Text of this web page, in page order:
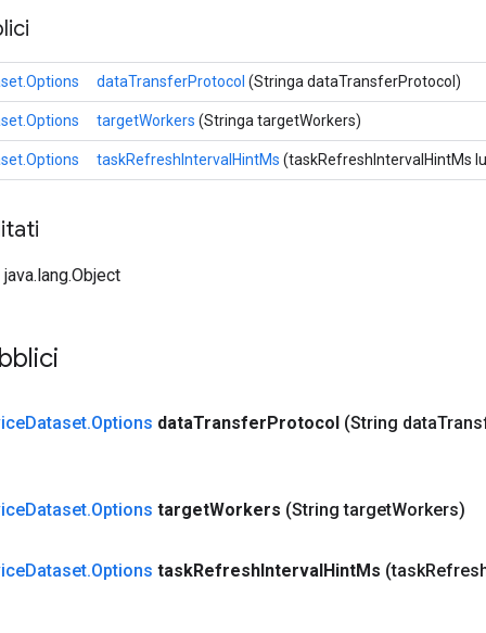
dataTransferProtocol (Stringa dataTransferProtocol)
targetWorkers (Stringa targetWorkers)
taskRefreshIntervalHintMs (taskRefreshIntervalHintMs
Dataset.Options dataTransferProtocol (String data
Dataset.Options targetWorkers (String targetWorkers)
Dataset.Options taskRefreshIntervalHintMs (task